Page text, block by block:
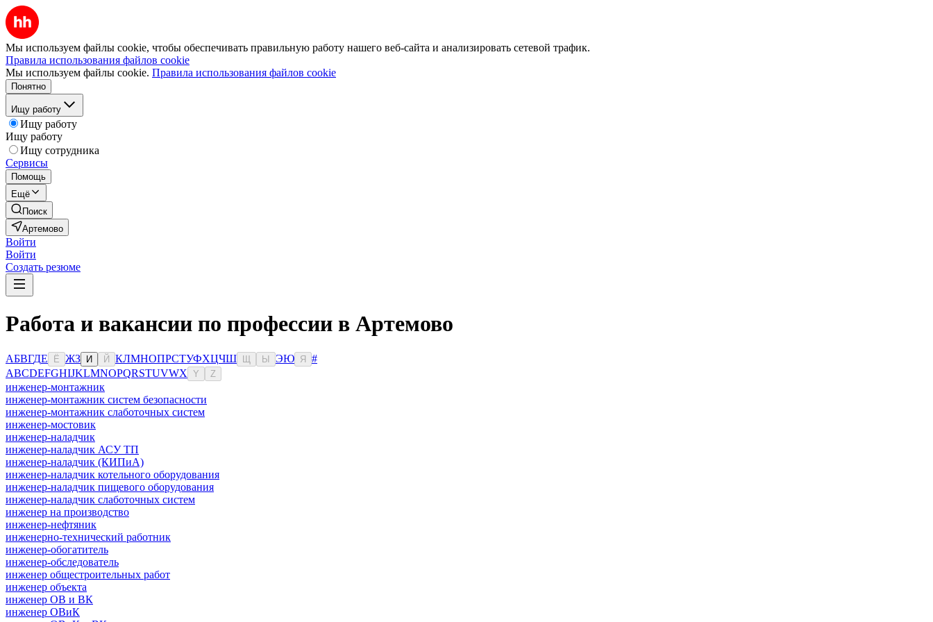
Мы используем файлы cookie, чтобы обеспечивать правильную работу нашего веб-сайта и анализировать сетевой трафик.
Правила использования файлов cookie
Мы используем файлы cookie. Правила использования файлов cookie
Понятно
Ищу работу
Ищу работу
Ищу работу
Ищу сотрудника
Сервисы
Помощь
Ещё
Поиск
Артемово
Войти
Войти
Создать резюме
Работа и вакансии по профессии в Артемово
АБВГДЕ Ё ЖЗ И Й КЛМНОПРСТУФХЦЧШ Ы ЭЮ Я
#
ABCDEFGHIJKLMNOPQRSTUVWX Y Z
инженер-монтажник
инженер-монтажник систем безопасности
инженер-монтажник слаботочных систем
инженер-мостовик
инженер-наладчик
инженер-наладчик АСУ ТП
инженер-наладчик (КИПиА)
инженер-наладчик котельного оборудования
инженер-наладчик пищевого оборудования
инженер-наладчик слаботочных систем
инженер на производство
инженер-нефтяник
инженерно-технический работник
инженер-обогатитель
инженер-обследователь
инженер общестроительных работ
инженер объекта
инженер ОВ и ВК
инженер ОВиК